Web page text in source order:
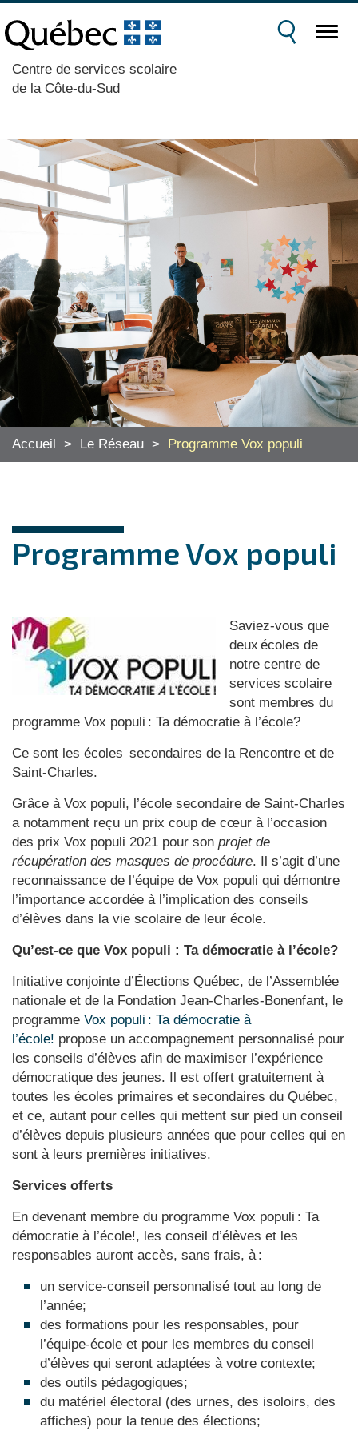
Centre de services scolaire
de la Côte-du-Sud
Accueil > Le Réseau > Programme Vox populi
Programme Vox populi
Saviez-vous que
deux écoles de
notre centre de
services scolaire
sont membres du
programme Vox populi : Ta démocratie à l’école?
Ce sont les écoles secondaires de la Rencontre et de
Saint-Charles.
Grâce à Vox populi, l’école secondaire de Saint-Charles
a notamment reçu un prix coup de cœur à l’occasion
des prix Vox populi 2021 pour son projet de
récupération des masques de procédure. Il s’agit d’une
reconnaissance de l’équipe de Vox populi qui démontre
l’importance accordée à l’implication des conseils
d’élèves dans la vie scolaire de leur école.
Qu’est-ce que Vox populi : Ta démocratie à l’école?
Initiative conjointe d’Élections Québec, de l’Assemblée
nationale et de la Fondation Jean-Charles-Bonenfant, le
programme Vox populi : Ta démocratie à
l’école! propose un accompagnement personnalisé pour
les conseils d’élèves afin de maximiser l’expérience
démocratique des jeunes. Il est offert gratuitement à
toutes les écoles primaires et secondaires du Québec,
et ce, autant pour celles qui mettent sur pied un conseil
d’élèves depuis plusieurs années que pour celles qui en
sont à leurs premières initiatives.
Services offerts
En devenant membre du programme Vox populi : Ta
démocratie à l’école!, les conseil d’élèves et les
responsables auront accès, sans frais, à :
un service-conseil personnalisé tout au long de
l’année;
des formations pour les responsables, pour
l’équipe-école et pour les membres du conseil
d’élèves qui seront adaptées à votre contexte;
des outils pédagogiques;
du matériel électoral (des urnes, des isoloirs, des
affiches) pour la tenue des élections;